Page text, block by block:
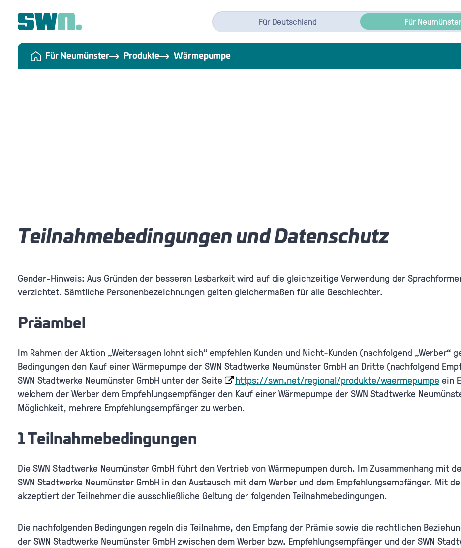
Für Deutschland Für Neumünster
Für Neumünster Produkte Wärmepumpe
Teilnahmebedingungen und Datenschutz
Gender-Hinweis: Aus Gründen der besseren Lesbarkeit wird auf die gleichzeitige Verwendung der
verzichtet. Sämtliche Personenbezeichnungen gelten gleichermaßen für alle Geschlechter.
Präambel
Im Rahmen der Aktion „Weitersagen lohnt sich“ empfehlen Kunden und Nicht-Kunden (nachfolgend „Werber“
Bedingungen den Kauf einer Wärmepumpe der SWN Stadtwerke Neumünster GmbH an Dritte (nachfolgend
SWN Stadtwerke Neumünster GmbH unter der Seite
https://swn.net/regional/produkte/waermepumpe ein
welchem der Werber dem Empfehlungsempfänger den Kauf einer Wärmepumpe der SWN Stadtwerke
Möglichkeit, mehrere Empfehlungsempfänger zu werben.
1 Teilnahmebedingungen
Die SWN Stadtwerke Neumünster GmbH führt den Vertrieb von Wärmepumpen durch. Im Zusammenhang mit
SWN Stadtwerke Neumünster GmbH in den Austausch mit dem Werber und dem Empfehlungsempfänger. Mit
akzeptiert der Teilnehmer die ausschließliche Geltung der folgenden Teilnahmebedingungen.
Die nachfolgenden Bedingungen regeln die Teilnahme, den Empfang der Prämie sowie die rechtlichen
der SWN Stadtwerke Neumünster GmbH zwischen dem Werber bzw. Empfehlungsempfänger und der SWN